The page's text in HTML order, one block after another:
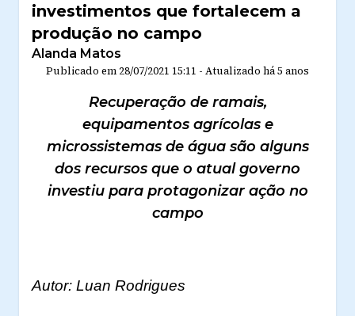
investimentos que fortalecem a
produção no campo
Alanda Matos
Publicado em 28/07/2021 15:11 - Atualizado há 5 anos
Recuperação de ramais,
equipamentos agrícolas e
microssistemas de água são alguns
dos recursos que o atual governo
investiu para protagonizar ação no
campo
Autor: Luan Rodrigues